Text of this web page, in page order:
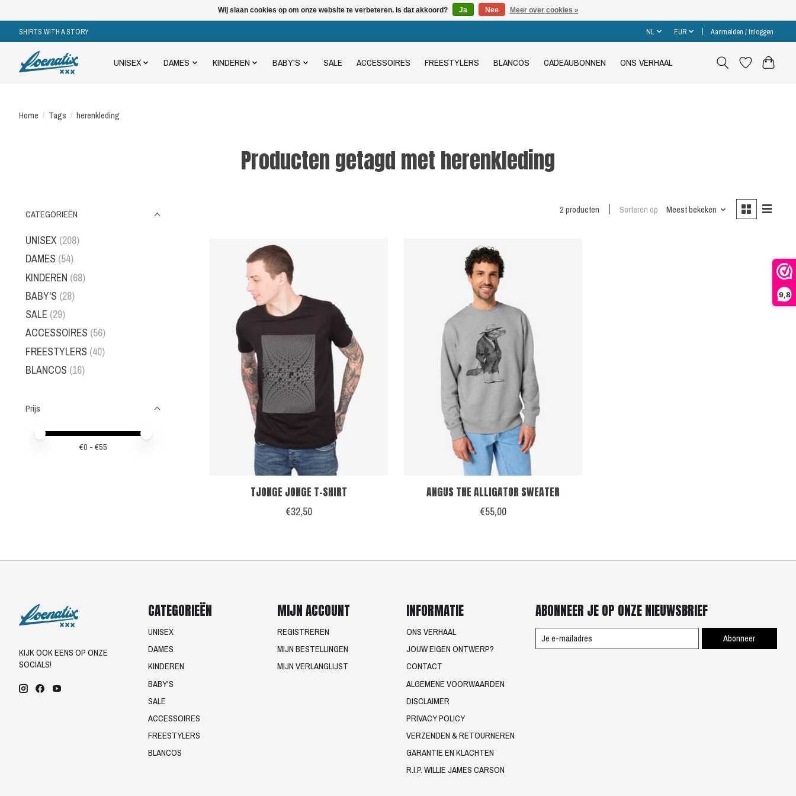
9,8
SHIRTS WITH A STORY NL EUR Aanmelden / Inloggen
UNISEX DAMES KINDEREN BABY'S SALE ACCESSOIRES FREESTYLERS BLANCOS CADEAUBONNEN ONS VERHAAL
Home / Tags / herenkleding
Producten getagd met herenkleding
CATEGORIEËN
UNISEX (208)
DAMES (54)
KINDEREN (68)
BABY'S (28)
SALE (29)
ACCESSOIRES (56)
FREESTYLERS (40)
BLANCOS (16)
Prijs
Minimale prijswaarde
Price maximum value
€0 - €55
2 producten Sorteren op Meest bekeken
TJONGE JONGE T-SHIRT
€32,50
ANGUS THE ALLIGATOR SWEATER
€55,00
KIJK OOK EENS OP ONZE
SOCIALS!
CATEGORIEËN
UNISEX
DAMES
KINDEREN
BABY'S
SALE
ACCESSOIRES
FREESTYLERS
BLANCOS
MIJN ACCOUNT
REGISTREREN
MIJN BESTELLINGEN
MIJN VERLANGLIJST
INFORMATIE
ONS VERHAAL
JOUW EIGEN ONTWERP?
CONTACT
ALGEMENE VOORWAARDEN
DISCLAIMER
PRIVACY POLICY
VERZENDEN & RETOURNEREN
GARANTIE EN KLACHTEN
R.I.P. WILLIE JAMES CARSON
ABONNEER JE OP ONZE NIEUWSBRIEF
Abonneer
Wij slaan cookies op om onze website te verbeteren. Is dat akkoord? Ja Nee Meer over cookies »